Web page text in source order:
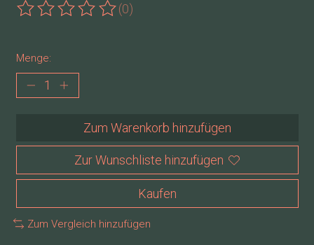
Die Bewertung dieses Produkts ist
(0)
Menge:
Zum Warenkorb hinzufügen
Zur Wunschliste hinzufügen
Kaufen
Zum Vergleich hinzufügen